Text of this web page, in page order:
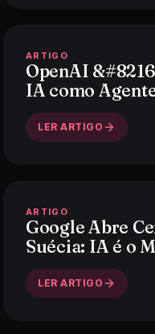
ARTIGO
OpenAI
IA como
LER ARTIGO
ARTIGO
Google Abre
Suécia: IA é o
LER ARTIGO